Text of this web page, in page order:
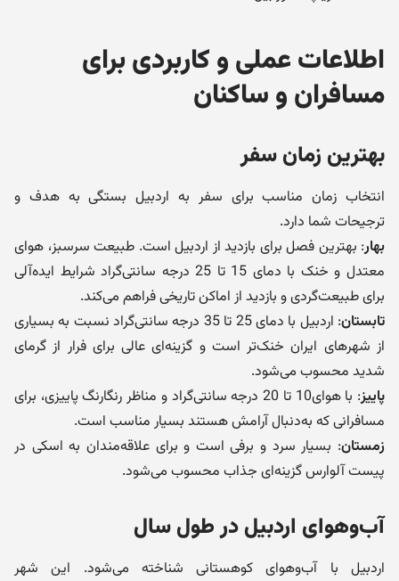
اطلاعات عملی و کاربردی برای
مسافران و ساکنان
بهترین زمان سفر
انتخاب زمان مناسب برای سفر به اردبیل بستگی به هدف و
ترجیحات شما دارد.
بهار: بهترین فصل برای بازدید از اردبیل است. طبیعت سرسبز، هوای
معتدل و خنک با دمای 15 تا 25 درجه
سانتی‌گراد شرایط ایده‌آلی
برای طبیعت‌گردی و بازدید از اماکن تاریخی فراهم می‌کند.
تابستان
: اردبیل با دمای 25 تا 35 درجه سانتی‌گراد نسبت به بسیاری
از شهرهای ایران خنک‌تر است و گزینه‌ای عالی برای فرار از گرمای
شدید محسوب می‌شود.
پاییز:
با هوای10 تا 20 درجه سانتی‌گراد و مناظر رنگارنگ پاییزی، برای
مسافرانی که به‌دنبال آرامش هستند بسیار مناسب است.
زمستان: بسیار سرد و برفی است و برای علاقه‌مندان به اسکی در
پیست آلوارس گزینه‌ای جذاب محسوب می‌شود.
آب‌وهوای اردبیل در طول سال
اردبیل با آب‌وهوای کوهستانی شناخته می‌شود. این شهر